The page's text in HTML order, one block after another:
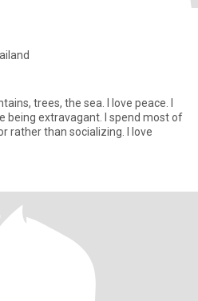
trees, the sea. I love peace. I
being extravagant. I spend most of
rather than socializing. I love